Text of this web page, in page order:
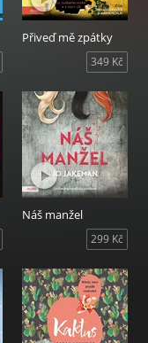
Přiveď mě zpátky
349 Kč
Náš manžel
299 Kč